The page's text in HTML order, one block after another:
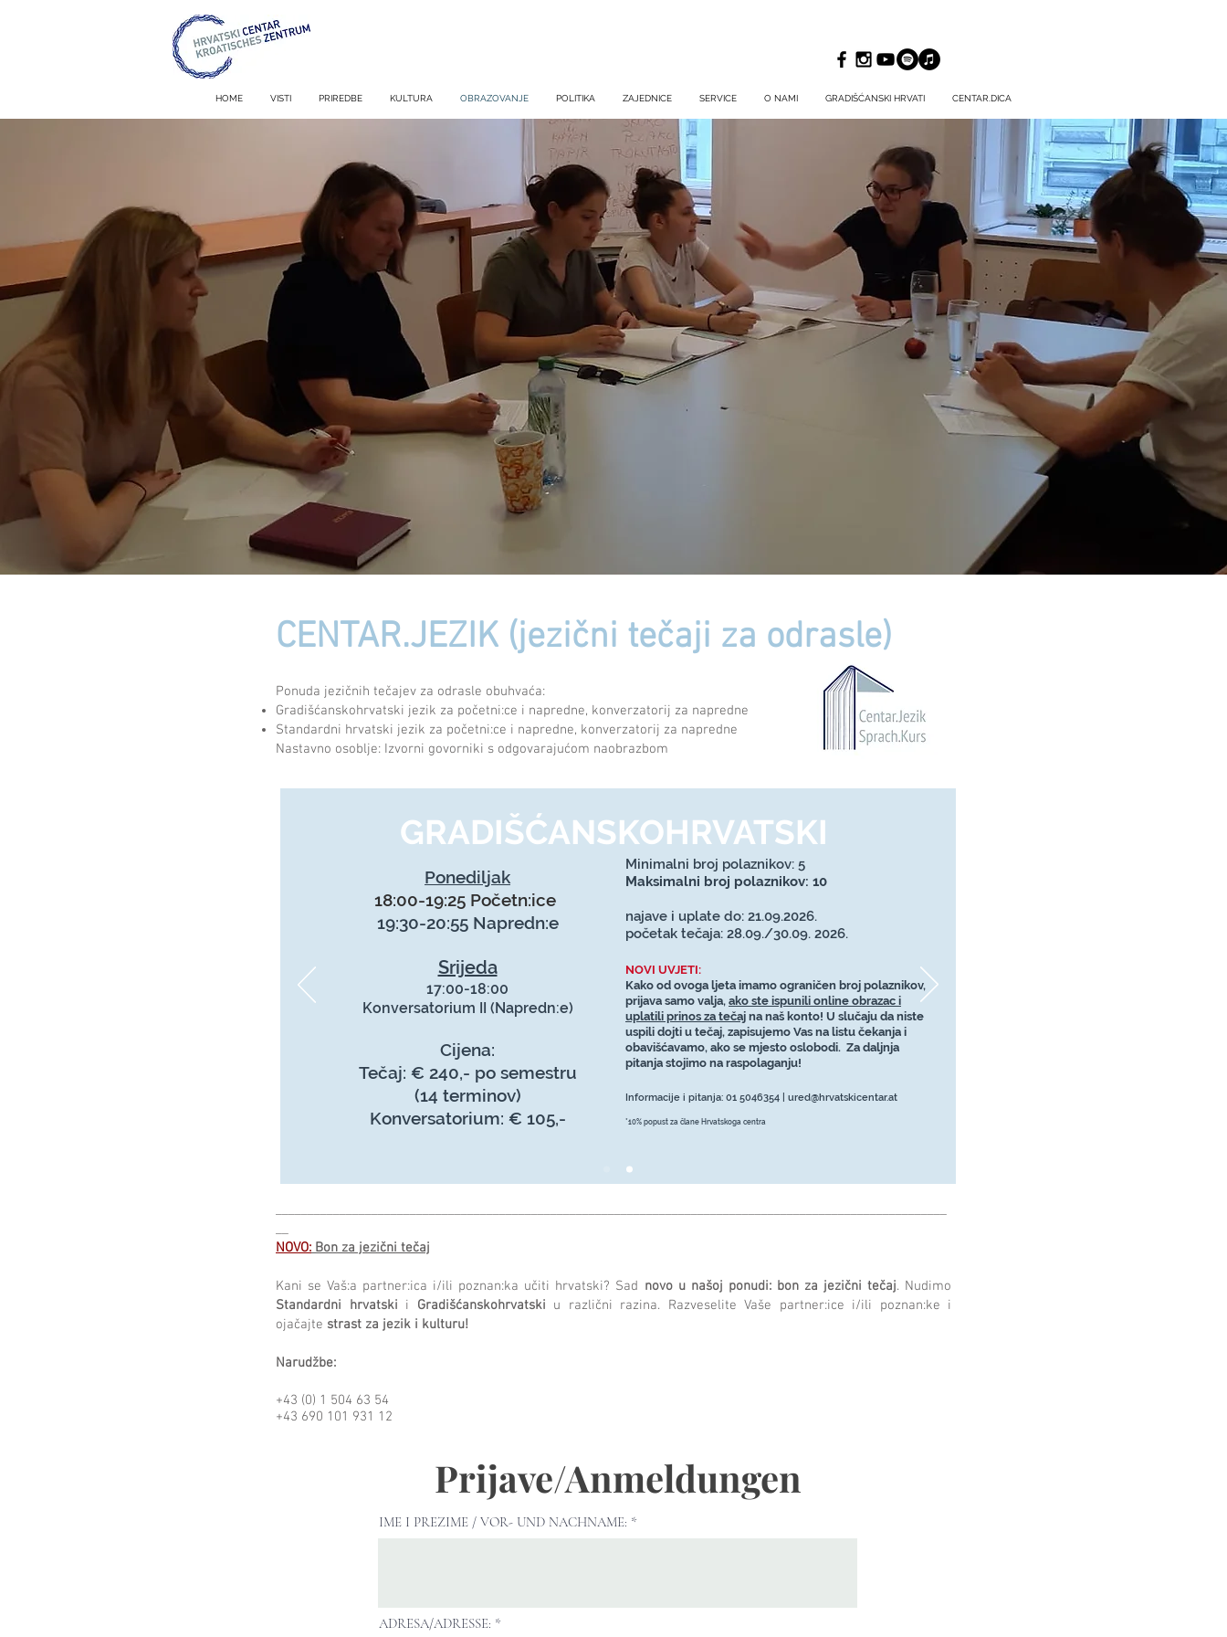
HOME VISTI PRIREDBE KULTURA OBRAZOVANJE POLITIKA ZAJEDNICE SERVICE O NAMI GRADIŠĆANSKI HRVATI CENTAR.DICA
CENTAR.JEZIK (jezični tečaji za odrasle)
Ponuda jezičnih tečajev za odrasle obuhvaća:
Gradišćanskohrvatski jezik za početni:ce i napredne, konverzatorij za napredne
Standardni hrvatski jezik za početni:ce i napredne, konverzatorij za napredne
Nastavno osoblje: Izvorni govorniki s odgovarajućom naobrazbom
NOVO: Bon za jezični tečaj
Kani se Vaš:a partner:ica i/ili poznan:ka učiti hrvatski? Sad novo u našoj ponudi: bon za jezični tečaj. Nudimo
Standardni hrvatski i Gradišćanskohrvatski u različni razina. Razveselite Vaše partner:ice i/ili poznan:ke i
ojačajte strast za jezik i kulturu!
Narudžbe:
+43 (0) 1 504 63 54
+43 690 101 931 12
_________________________________________________
__________________________________________________________​
GRADIŠĆANSKOHRVATSKI
Ponediljak
18:00-19:25 Početn:ice
19:30-20:55 Napredn:e
Srijeda
17:00-18:00
Konversatorium II (Napredn:e)
Cijena:
Tečaj: € 240,- po semestru
(14 terminov)
Konversatorium: € 105,-
Minimalni broj polaznikov: 5
Maksimalni broj polaznikov: 10
najave i uplate do: 21.09.2026.
početak tečaja: 28.09./30.09. 2026.
NOVI UVJETI:
Kako od ovoga ljeta imamo ograničen broj polaznikov,
prijava samo valja, ako ste ispunili online obrazac i
uplatili prinos za tečaj na naš konto! U slučaju da niste
uspili dojti u tečaj, zapisujemo Vas na listu čekanja i
obavišćavamo, ako se mjesto oslobodi. Za daljnja
pitanja stojimo na raspolaganju!
Informacije i pitanja: 01 5046354 | ured@hrvatskicentar.at
*10% popust za člane Hrvatskoga centra
Prijave/Anmeldungen
IME I PREZIME / VOR- UND NACHNAME:
ADRESA/ADRESSE: